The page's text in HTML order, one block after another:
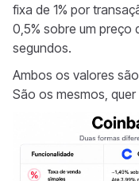
fixa de 1% por
0,5% sobre um preço
segundos.
Ambos os valores
São os mesmos,